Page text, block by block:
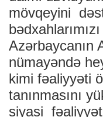
mövqeyini
Azərbaycanın
nümayəndə
kimi fəaliyyəti
tanınmasını
siyasi